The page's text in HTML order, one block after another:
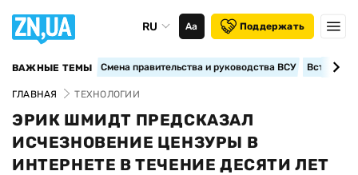
RU Аа Поддержать
ВАЖНЫЕ ТЕМЫ Смена правительства и руководства ВСУ
ГЛАВНАЯ ТЕХНОЛОГИИ
ЭРИК ШМИДТ ПРЕДСКАЗАЛ
ИСЧЕЗНОВЕНИЕ ЦЕНЗУРЫ В
ИНТЕРНЕТЕ В ТЕЧЕНИЕ ДЕСЯТИ ЛЕТ